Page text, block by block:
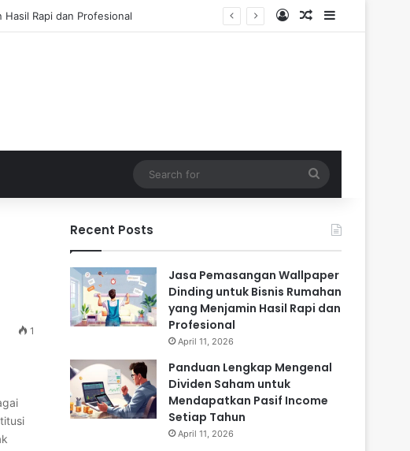
Setiap Tahun Log InRandom Article
Sidebar
for
1
Recent Posts
Jasa Pemasangan Wallpaper
Dinding untuk Bisnis Rumahan
yang Menjamin Hasil Rapi dan
Profesional
April 11, 2026
Panduan Lengkap Mengenal
Dividen Saham untuk
Mendapatkan Pasif Income
Setiap Tahun
April 11, 2026